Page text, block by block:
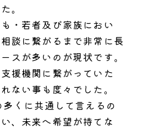
。
・若者及び家族におい
談に繋がるまで非常に長
スが多いのが現状です。
援機関に繋がっていた
ない事も度々でした。
くに共通して言えるの
、未来へ希望が持てな